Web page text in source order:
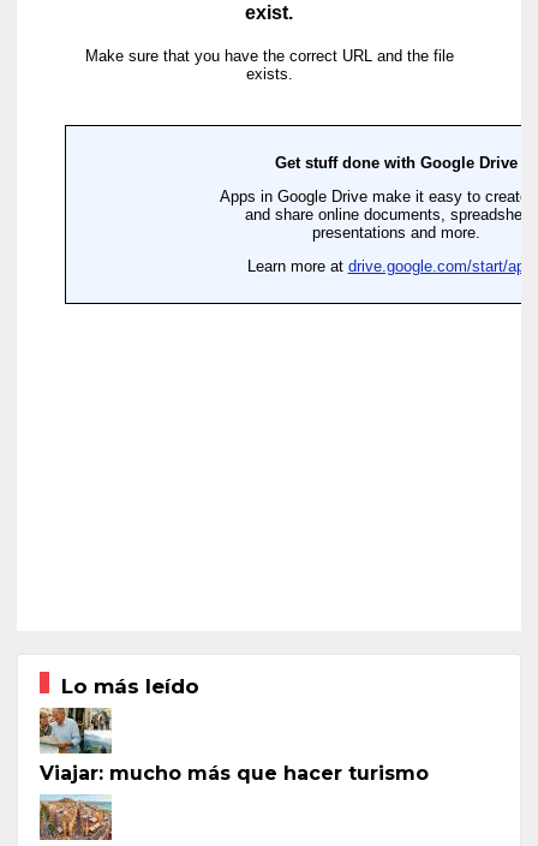
Lo más leído
Viajar: mucho más que hacer turismo